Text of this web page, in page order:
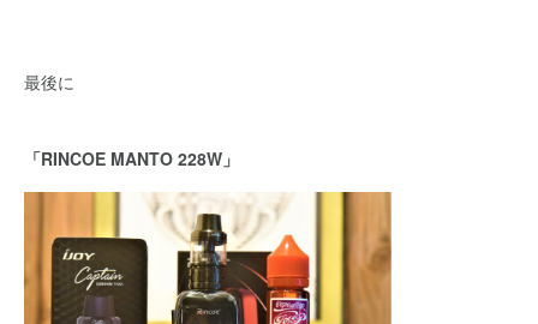
最後に
「RINCOE MANTO 228W」